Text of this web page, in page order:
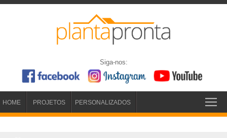
Siga-nos:
HOME PROJETOS PERSONALIZADOS